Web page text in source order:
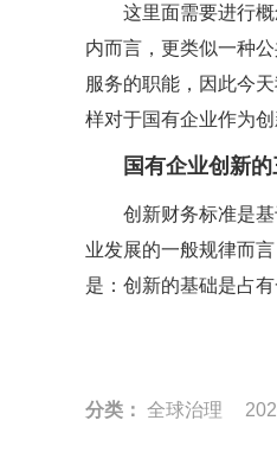
这里面需要进行
内而言，更类似一种
服务的职能，因此今
样对于国有企业作为
国有企业创新
创新财务标准是
业发展的一般规律而
是：创新的基础是占
分类： 全球治理